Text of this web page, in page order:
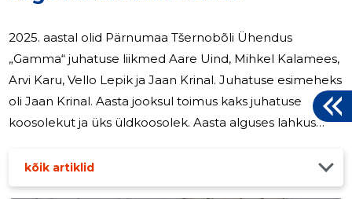
2025. aastal olid Pärnumaa Tšernobõli Ühendus
„Gamma“ juhatuse liikmed Aare Uind, Mihkel Kalamees,
Arvi Karu, Vello Lepik ja Jaan Krinal. Juhatuse esimeheks
oli Jaan Krinal. Aasta jooksul toimus kaks juhatuse
koosolekut ja üks üldkoosolek. Aasta alguses lahkus
peab juhatusse kuuluma viis liiget. Üldkoosolekul
muudeti põhikirja ning valiti juhatuse liikmeks Arvi Kuura.
kõik artiklid